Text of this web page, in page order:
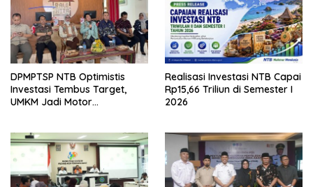
DPMPTSP NTB Optimistis
Investasi Tembus Target,
UMKM Jadi Motor
Realisasi Investasi NTB Capai
Rp15,66 Triliun di Semester I
2026